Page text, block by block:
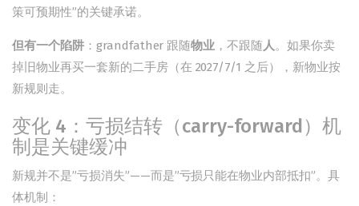
策可预期性”的关键承诺。
但有一个陷阱：grandfather 跟随物业 ，不跟随人。如果你卖
掉旧物业再买一套新的二手房（在 2027/7/1 之后），新物业按
新规则走。
变化 4：亏损结转（carry-forward）机
制是关键缓冲
新规并不是”亏损消失”——而是”亏损只能在物业内部抵扣”。具
体机制：